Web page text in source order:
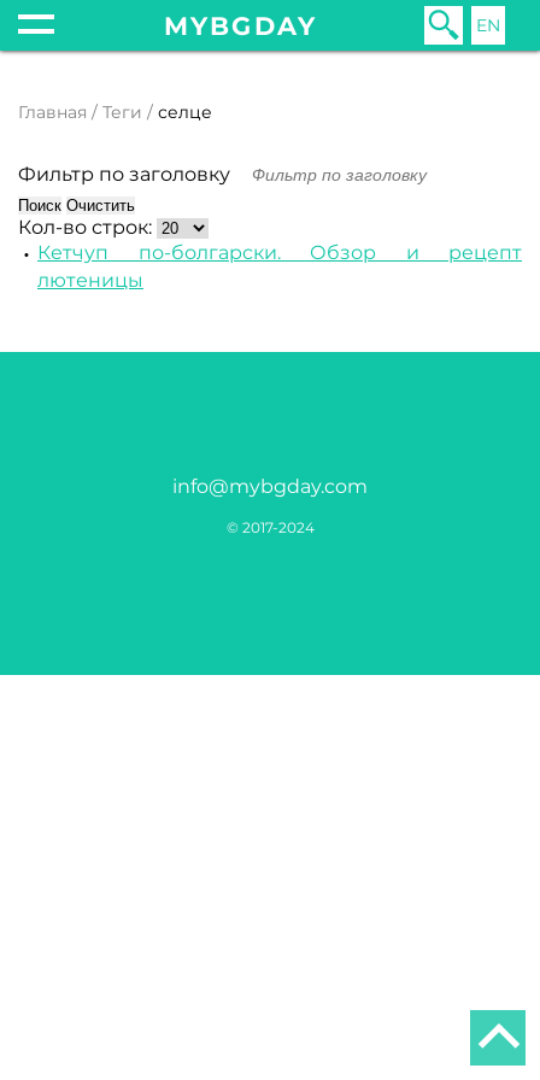
MYBGDAY EN
Главная Теги селце
Фильтр по заголовку
Поиск Очистить
Кол-во строк:
Кетчуп по-болгарски. Обзор и рецепт
лютеницы
info@mybgday.com
© 2017-2024